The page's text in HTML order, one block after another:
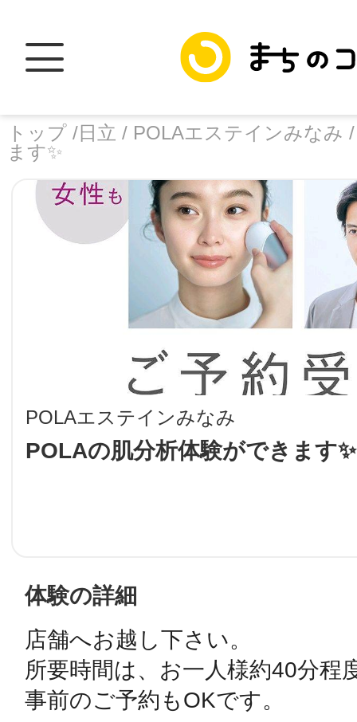
トップ /日立 / POLAエステインみなみ
ます✨
POLAエステインみなみ
POLAの肌分析体験ができます✨
facebook
LINE
URLをコピー
体験の詳細
店舗へお越し下さい。
所要時間は、お一人様約40分程
事前のご予約もOKです。
トップ
加盟スポットに
地域に導入を
智頭